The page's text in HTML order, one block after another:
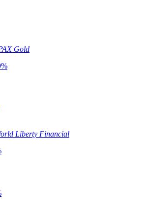
prize pool
Users
to Win 500,000 USDT
Gold
%
Liberty Financial